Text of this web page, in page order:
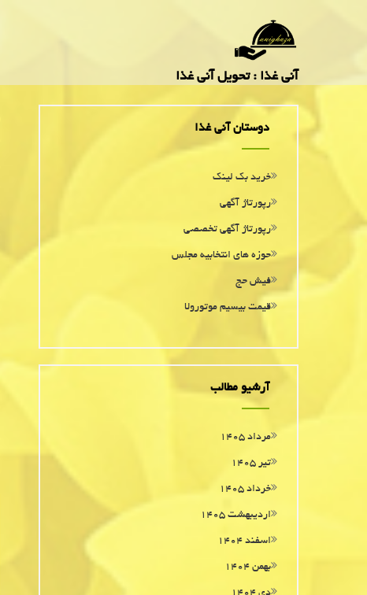
آنی غذا : تحویل آنی غذا
دوستان آنی غذا
خرید بک لینک
رپورتاژ آگهی
رپورتاژ آگهی تخصصی
حوزه های انتخابیه مجلس
فیش حج
قیمت بیسیم موتورولا
آرشیو مطالب
مرداد ۱۴۰۵
تیر ۱۴۰۵
خرداد ۱۴۰۵
اردیبهشت ۱۴۰۵
اسفند ۱۴۰۴
بهمن ۱۴۰۴